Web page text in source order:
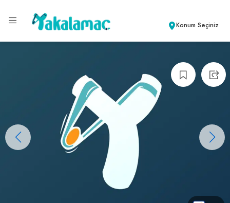
Konum Seçiniz